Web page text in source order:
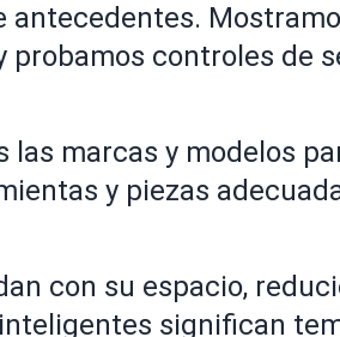
antecedentes.
controles de
marcas y modelos
y piezas
con su espacio,
significan